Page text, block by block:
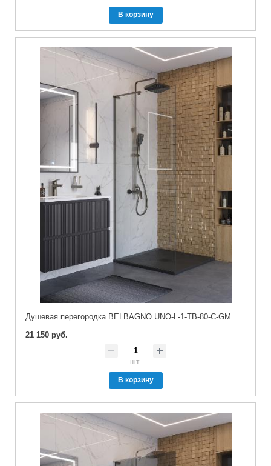
В корзину
Душевая перегородка BELBAGNO UNO-L-1-TB-80-C-GM
21 150 руб.
шт.
В корзину